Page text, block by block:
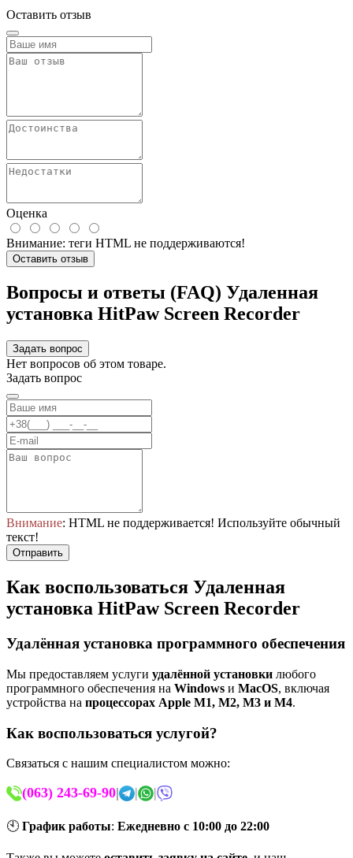
Оставить отзыв
Оценка
Внимание: теги HTML не поддерживаются!
Оставить отзыв
Вопросы и ответы (FAQ) Удаленная
установка HitPaw Screen Recorder
Задать вопрос
Нет вопросов об этом товаре.
Задать вопрос
Внимание: HTML не поддерживается! Используйте обычный
текст!
Отправить
Как воспользоваться Удаленная
установка HitPaw Screen Recorder
Удалённая установка программного обеспечения
Мы предоставляем услуги удалённой установки любого
программного обеспечения на Windows и MacOS, включая
устройства на процессорах Apple M1, M2, M3 и M4.
Как воспользоваться услугой?
Связаться с нашим специалистом можно:
(063) 243-69-90| | |
🕙 График работы: Ежедневно с 10:00 до 22:00